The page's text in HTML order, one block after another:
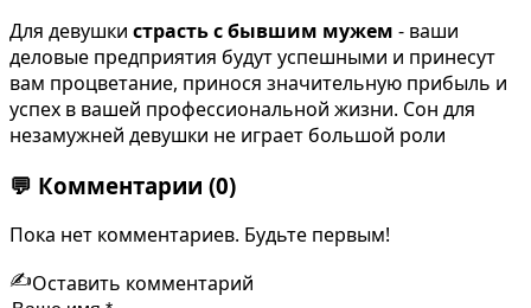
Для девушки страсть с бывшим мужем - ваши
деловые предприятия будут успешными и принесут
вам процветание, принося значительную прибыль и
успех в вашей профессиональной жизни. Сон для
незамужней девушки не играет большой роли
💬 Комментарии (0)
Пока нет комментариев. Будьте первым!
✍️Оставить комментарий